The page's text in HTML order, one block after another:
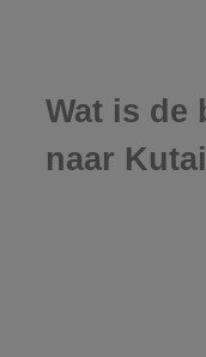
Wat is de
naar